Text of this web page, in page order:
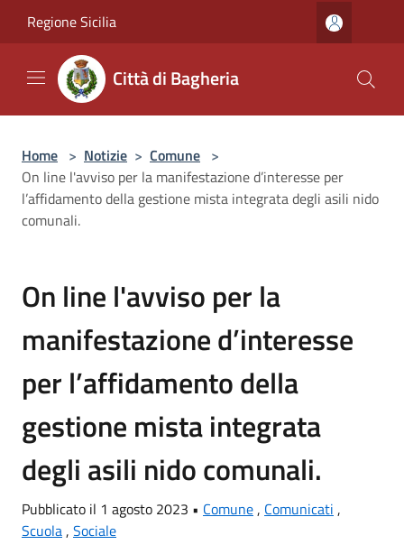
Regione Sicilia
Città di Bagheria
Home > Notizie > Comune >
On line l'avviso per la manifestazione d’interesse per
l’affidamento della gestione mista integrata degli asili nido
comunali.
On line l'avviso per la
manifestazione d’interesse
per l’affidamento della
gestione mista integrata
degli asili nido comunali.
Pubblicato il 1 agosto 2023 • Comune , Comunicati ,
Scuola , Sociale